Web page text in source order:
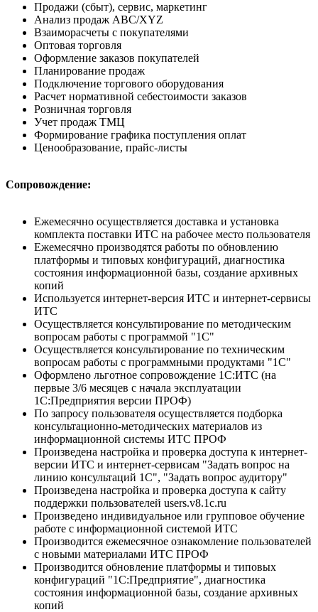
Продажи (сбыт), сервис, маркетинг
Анализ продаж ABC/XYZ
Взаиморасчеты с покупателями
Оптовая торговля
Оформление заказов покупателей
Планирование продаж
Подключение торгового оборудования
Расчет нормативной себестоимости заказов
Розничная торговля
Учет продаж ТМЦ
Формирование графика поступления оплат
Ценообразование, прайс-листы
Сопровождение:
Ежемесячно осуществляется доставка и установка
комплекта поставки ИТС на рабочее место пользователя
Ежемесячно производятся работы по обновлению
платформы и типовых конфигураций, диагностика
состояния информационной базы, создание архивных
копий
Используется интернет-версия ИТС и интернет-сервисы
ИТС
Осуществляется консультирование по методическим
вопросам работы с программой "1С"
Осуществляется консультирование по техническим
вопросам работы с программными продуктами "1С"
Оформлено льготное сопровождение 1С:ИТС (на
первые 3/6 месяцев с начала эксплуатации
1С:Предприятия версии ПРОФ)
По запросу пользователя осуществляется подборка
консультационно-методических материалов из
информационной системы ИТС ПРОФ
Произведена настройка и проверка доступа к интернет-
версии ИТС и интернет-сервисам "Задать вопрос на
линию консультаций 1С", "Задать вопрос аудитору"
Произведена настройка и проверка доступа к сайту
поддержки пользователей users.v8.1c.ru
Произведено индивидуальное или групповое обучение
работе с информационной системой ИТС
Производится ежемесячное ознакомление пользователей
с новыми материалами ИТС ПРОФ
Производится обновление платформы и типовых
конфигураций "1С:Предприятие", диагностика
состояния информационной базы, создание архивных
копий